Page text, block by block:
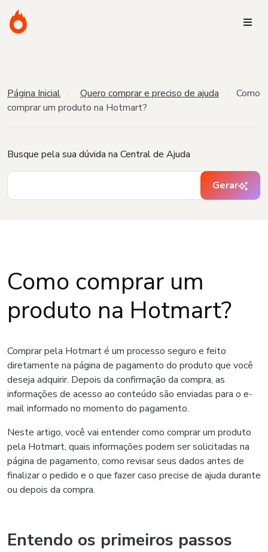
Página Inicial Quero comprar e preciso de ajuda
Como
comprar um produto na Hotmart?
Busque pela sua dúvida na Central de Ajuda
Gerar
Como comprar um
produto na Hotmart?
Comprar pela Hotmart é um processo seguro e feito
diretamente na página de pagamento do produto que você
deseja adquirir. Depois da confirmação da compra, as
informações de acesso ao conteúdo são enviadas para o e-
mail informado no momento do pagamento.
Neste artigo, você vai entender como comprar um produto
pela Hotmart, quais informações podem ser solicitadas na
página de pagamento, como revisar seus dados antes de
finalizar o pedido e o que fazer caso precise de ajuda durante
ou depois da compra.
Entendo os primeiros passos